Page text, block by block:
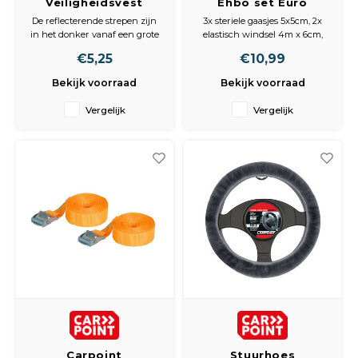
Oxford oranje XL
De reflecterende strepen zijn
in het donker vanaf een grote
noodgevallen of een ongeluk,
wandelen, joggen, fietsen,
andere buitenactiviteit. Maat
€5,25
Bekijk voorraad
Vergelijk
verbanddoos
3x steriele gaasjes 5x5cm, 2x
elastisch windsel 4m x 6cm,
schaar, pincet, paar
assorti, 5x wondpleister,
alcohol doekjes, driekante
€10,99
Bekijk voorraad
Vergelijk
Carpoint
Stuurhoes